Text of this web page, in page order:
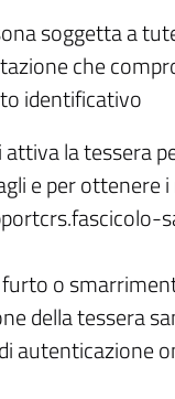
soggetta a
che
identificativo
la tessera
e per ottenere
furto o
della tessera
autenticazione